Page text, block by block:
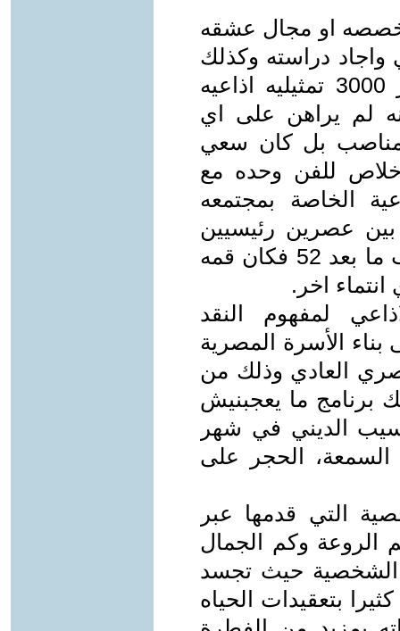
تخصصه او مجال عشقه
دراسته وكذلك
الدراما الإذاعية حيث كتب سيد بدير 3000 تمثيليه اذاعيه
لم يراهن على اي
مناصب بل كان سعي
للفن وحده مع
الخاصة بمجتمعه
عصرين رئيسيين
حيث تربى وعيه ما قبل 1952 وتنصب ما بعد 52 فكان قمه
اخر.
لمفهوم النقد
الأسرة المصرية
العادي وذلك من
برنامج ما يعجبنيش
الديني في شهر
السمعة، الحجر على
التي قدمها عبر
الروعة وكم الجمال
الشخصية حيث تجسد
بتعقيدات الحياه